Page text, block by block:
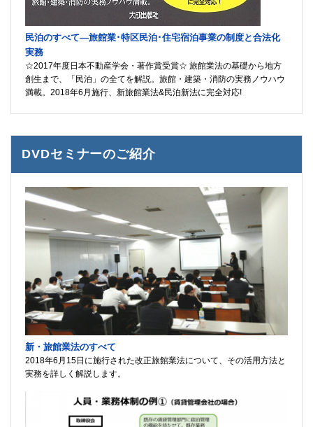
民泊のすべて―旅館業･特区民泊･住宅宿泊事業の制度と合法化
実務
☆2017年度日本不動産学会・著作賞受賞☆ 旅館業法の基礎から地方
創生まで、「民泊」の全てを解説。旅館・建築・消防の実務ノウハウ
満載。2018年6月施行、新旅館業法&民泊新法に完全対応!
DVDセミナーのご紹介
新・旅館業法のすべて
2018年6月15日に施行された改正旅館業法について、その活用方法と
実務を詳しく解説します。